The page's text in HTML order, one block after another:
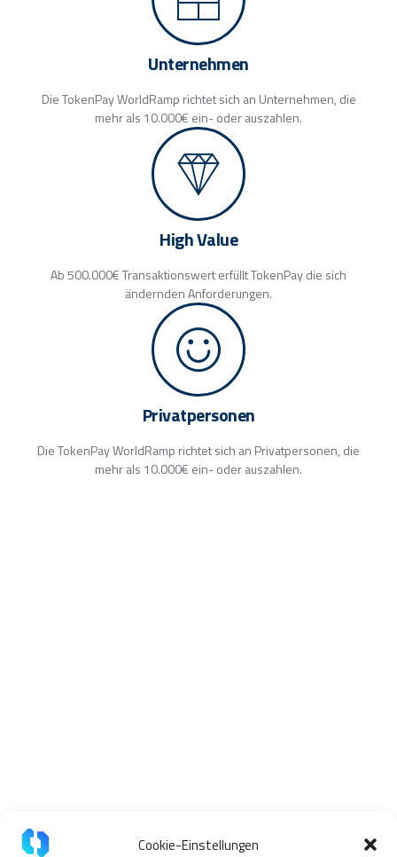
Cookie-Einstellungen
Unternehmen
Die TokenPay WorldRamp richtet sich an Unternehmen, die
mehr als 10.000€ ein- oder auszahlen.
High Value
Ab 500.000€ Transaktionswert erfüllt TokenPay die sich
ändernden Anforderungen.
Privatpersonen
Die TokenPay WorldRamp richtet sich an Privatpersonen, die
mehr als 10.000€ ein- oder auszahlen.